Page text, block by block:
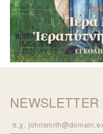
NEWSLETTER